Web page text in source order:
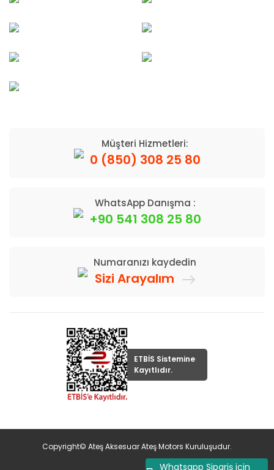
Whatsapp Sipariş için
Müşteri Hizmetleri:
0 (850) 308 25 80
WhatsApp Danışma :
+90 541 308 25 80
Numaranızı kaydedin
Sizi Arayalım
ETBİS Sistemine
Kayıtlıdır.
Copyright© Ateş Aksesuar Ateş Motors Kuruluşudur.